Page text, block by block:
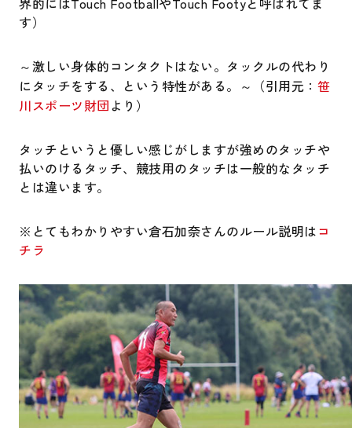
す）
～激しい身体的コンタクトはない。タックルの代わり
にタッチをする、という特性がある。～（引用元： 笹
川スポーツ財団より）
タッチというと優しい感じがしますが強めのタッチや
払いのけるタッチ、競技用のタッチは一般的なタッチ
とは違います。
※とてもわかりやすい倉石加奈さんのルール説明はコ
チラ